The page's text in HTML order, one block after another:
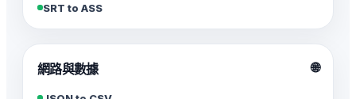
SRT to ASS
網路與數據 🌐